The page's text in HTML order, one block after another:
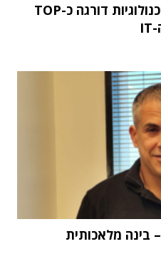
מחקר STKI השנתי: וואן טכנולוגיות דורגה כ-TOP
"העתיד הוא Physical AI – בינה מלאכותית